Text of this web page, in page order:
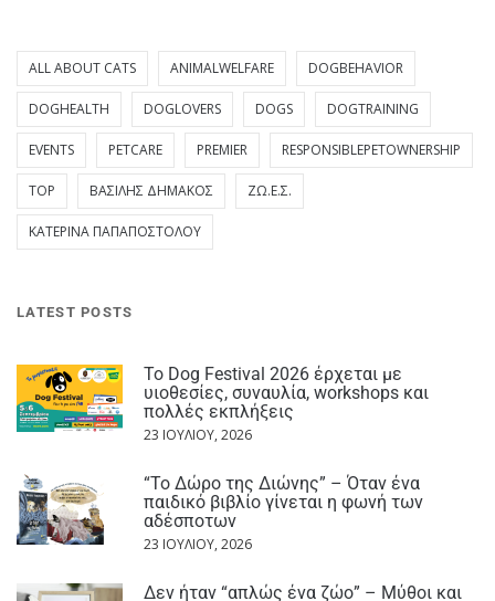
ALL ABOUT CATS ANIMALWELFARE DOGBEHAVIOR
DOGHEALTH DOGLOVERS DOGS DOGTRAINING
EVENTS PETCARE PREMIER RESPONSIBLEPETOWNERSHIP
TOP ΒΑΣΊΛΗΣ ΔΗΜΆΚΟΣ ΖΩ.Ε.Σ.
ΚΑΤΕΡΊΝΑ ΠΑΠΑΠΟΣΤΌΛΟΥ
LATEST POSTS
Το Dog Festival 2026 έρχεται με
υιοθεσίες, συναυλία, workshops και
πολλές εκπλήξεις
23 ΙΟΥΛΊΟΥ, 2026
“Το Δώρο της Διώνης” – Όταν ένα
παιδικό βιβλίο γίνεται η φωνή των
αδέσποτων
23 ΙΟΥΛΊΟΥ, 2026
Δεν ήταν “απλώς ένα ζώο” – Μύθοι και